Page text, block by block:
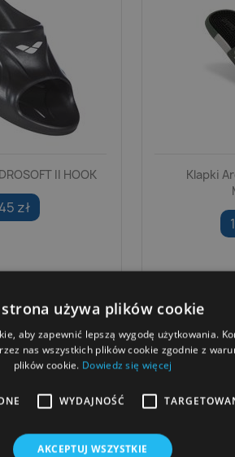
II HOOK
zł
Klapki
strona używa plików cookie
aby zapewnić lepszą wygodę użytkowania.
nas wszystkich plików cookie zgodnie z
plików cookie. Dowiedz się więcej
WYDAJNOŚĆ
AKCEPTUJ WSZYSTKIE